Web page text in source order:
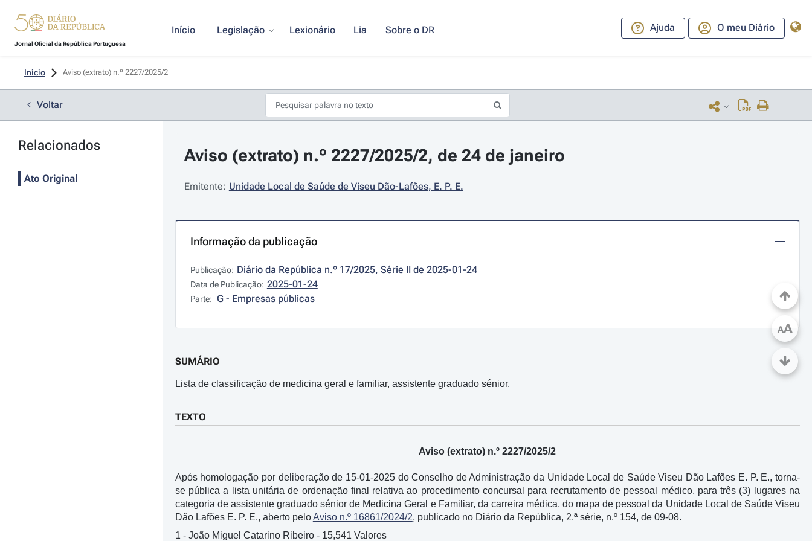
Jornal Oficial da República Portuguesa
Início Legislação Lexionário Lia Sobre o DR Ajuda O meu Diário
Início Aviso (extrato) n.º 2227/2025/2
Voltar
Relacionados
Ato Original
Aviso (extrato) n.º 2227/2025/2, de 24 de janeiro
Emitente: Unidade Local de Saúde de Viseu Dão-Lafões, E. P. E.
Informação da publicação
Publicação: Diário da República n.º 17/2025, Série II de 2025-01-24
Data de Publicação: 2025-01-24
Parte: G - Empresas públicas
SUMÁRIO
Lista de classificação de medicina geral e familiar, assistente graduado sénior.
TEXTO
Aviso (extrato) n.º 2227/2025/2
Após homologação por deliberação de 15-01-2025 do Conselho de Administração da Unidade Local de Saúde Viseu Dão Lafões E. P. E., torna-
se pública a lista unitária de ordenação final relativa ao procedimento concursal para recrutamento de pessoal médico, para três (3) lugares na
categoria de assistente graduado sénior de Medicina Geral e Familiar, da carreira médica, do mapa de pessoal da Unidade Local de Saúde Viseu
Dão Lafões E. P. E., aberto peloAviso n.º 16861/2024/2, publicado no Diário da República, 2.ª série, n.º 154, de 09-08.
1 - João Miguel Catarino Ribeiro - 15,541 Valores
AA